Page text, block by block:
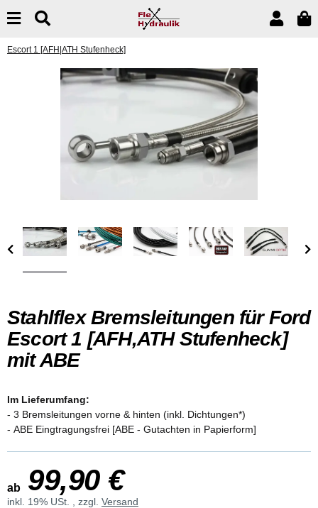
Escort 1 [AFH|ATH Stufenheck]
Stahlflex Bremsleitungen für Ford
Escort 1 [AFH,ATH Stufenheck]
mit ABE
Im Lieferumfang:
- 3 Bremsleitungen vorne & hinten (inkl. Dichtungen*)
- ABE Eingtragungsfrei [ABE - Gutachten in Papierform]
ab 99,90 €
inkl. 19% USt. , zzgl. Versand